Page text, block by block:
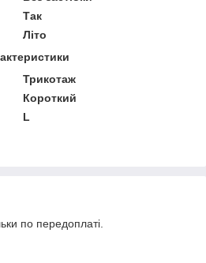
Так
Літо
Трикотаж
Короткий
L
по передоплаті.